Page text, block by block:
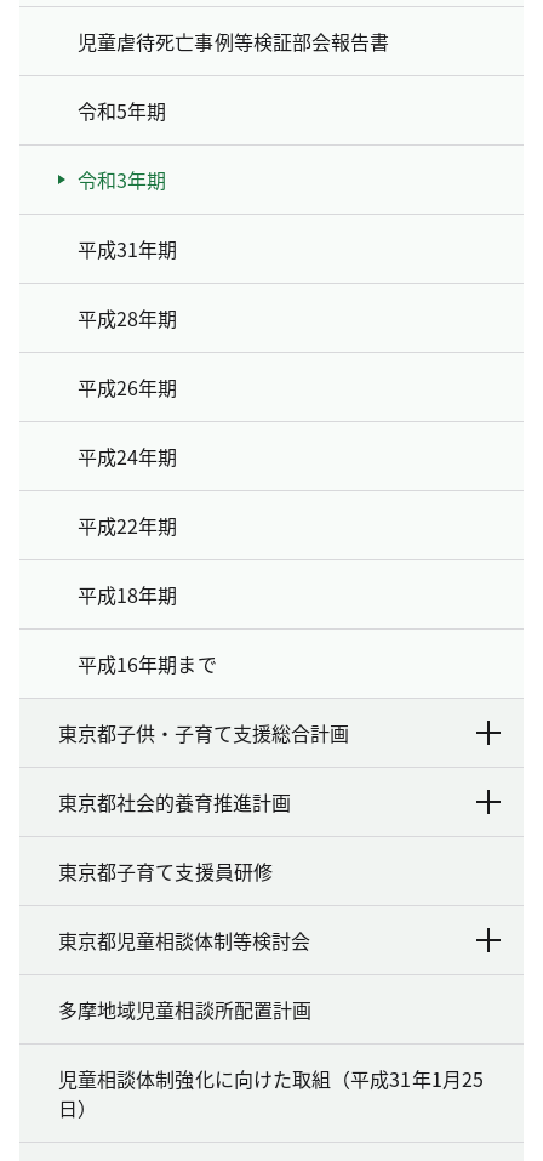
児童虐待死亡事例等検証部会報告書
令和5年期
令和3年期
平成31年期
平成28年期
平成26年期
平成24年期
平成22年期
平成18年期
平成16年期まで
東京都子供・子育て支援総合計画
東京都社会的養育推進計画
東京都子育て支援員研修
東京都児童相談体制等検討会
多摩地域児童相談所配置計画
児童相談体制強化に向けた取組（平成31年1月25
日）